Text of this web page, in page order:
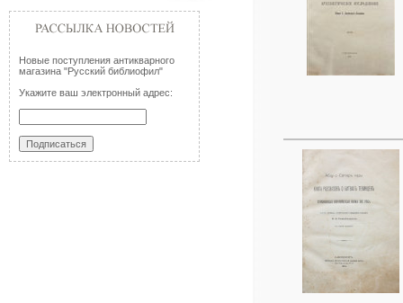
Новые поступления антикварного
магазина "Русский библиофил"
Укажите ваш электронный адрес: